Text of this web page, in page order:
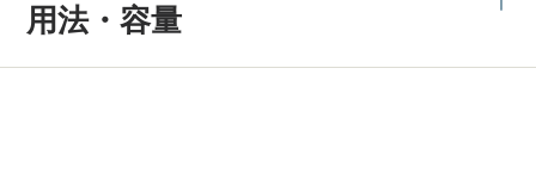
用法・容量